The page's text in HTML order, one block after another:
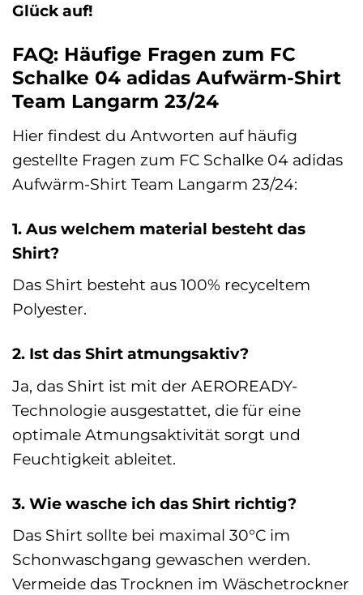
Glück auf!
FAQ: Häufige Fragen zum FC
Schalke 04 adidas Aufwärm-Shirt
Team Langarm 23/24
Hier findest du Antworten auf häufig
gestellte Fragen zum FC Schalke 04 adidas
Aufwärm-Shirt Team Langarm 23/24:
1. Aus welchem material besteht das
Shirt?
Das Shirt besteht aus 100% recyceltem
Polyester.
2. Ist das Shirt atmungsaktiv?
Ja, das Shirt ist mit der AEROREADY-
Technologie ausgestattet, die für eine
optimale Atmungsaktivität sorgt und
Feuchtigkeit ableitet.
3. Wie wasche ich das Shirt richtig?
Das Shirt sollte bei maximal 30°C im
Schonwaschgang gewaschen werden.
Vermeide das Trocknen im Wäschetrockner